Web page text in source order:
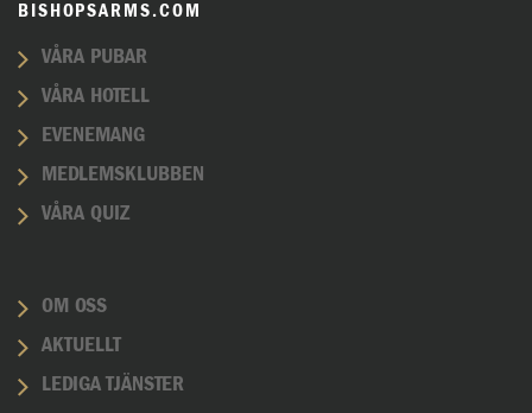
BISHOPSARMS.COM
VÅRA PUBAR
VÅRA HOTELL
EVENEMANG
MEDLEMSKLUBBEN
VÅRA QUIZ
OM OSS
AKTUELLT
LEDIGA TJÄNSTER